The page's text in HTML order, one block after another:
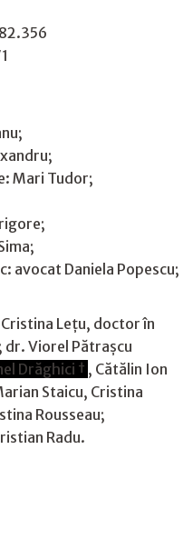
Mari Tudor;
avocat Daniela Popescu;
Leţu, doctor în
Viorel Pătrașcu
Drăghici † , Cătălin Ion
Staicu, Cristina
Rousseau;
Radu.